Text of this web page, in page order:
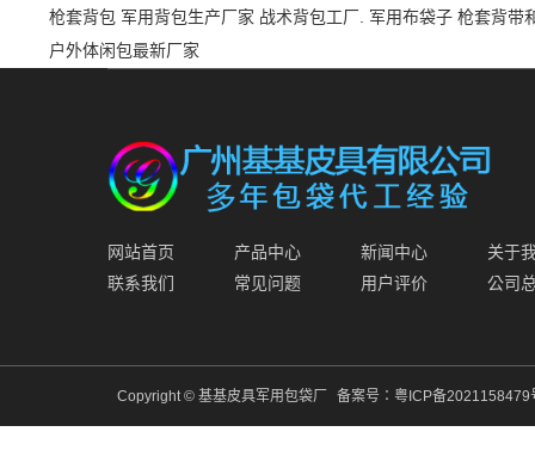
枪套背包 军用背包生产厂家 战术背包工厂. 军用布袋子 枪套背带
户外体闲包最新厂家
网站首页 产品中心 新闻中心
关于
联系我们
常见问题 用户评价 公司
Copyright © 基基皮具军用包袋厂 备案号： 粤ICP备2021158479